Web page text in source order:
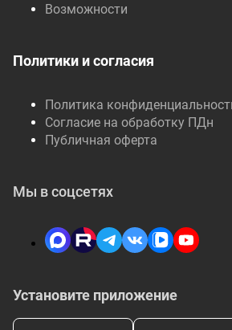
Возможности
Политики и согласия
Политика
Согласие на обработку ПДн
Публичная оферта
Установите приложение
Мы в соцсетях